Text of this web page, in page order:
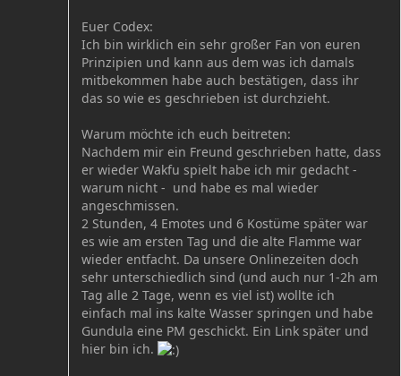
Euer Codex:
Ich bin wirklich ein sehr großer Fan von euren
Prinzipien und kann aus dem was ich damals
mitbekommen habe auch bestätigen, dass ihr
das so wie es geschrieben ist durchzieht.
Warum möchte ich euch beitreten:
Nachdem mir ein Freund geschrieben hatte, dass
er wieder Wakfu spielt habe ich mir gedacht -
warum nicht - und habe es mal wieder
angeschmissen.
2 Stunden, 4 Emotes und 6 Kostüme später war
es wie am ersten Tag und die alte Flamme war
wieder entfacht. Da unsere Onlinezeiten doch
sehr unterschiedlich sind (und auch nur 1-2h am
Tag alle 2 Tage, wenn es viel ist) wollte ich
einfach mal ins kalte Wasser springen und habe
Gundula eine PM geschickt. Ein Link später und
hier bin ich.